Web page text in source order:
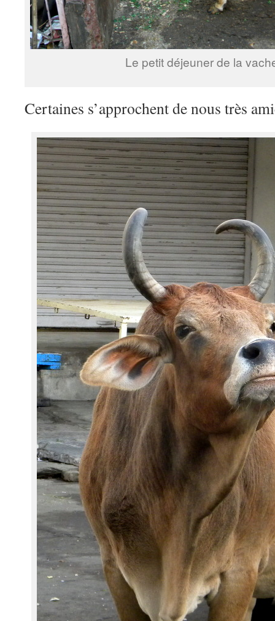
Le petit déjeuner de la
Certaines s’approchent de nous très